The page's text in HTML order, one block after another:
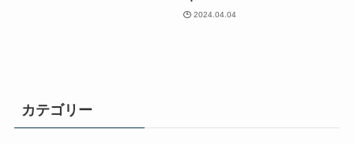
2024.04.04
カテゴリー